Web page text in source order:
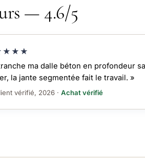
— 4.6/5
ma dalle béton en profondeur
la jante segmentée fait le travail. »
vérifié, 2026 ·Achat vérifié